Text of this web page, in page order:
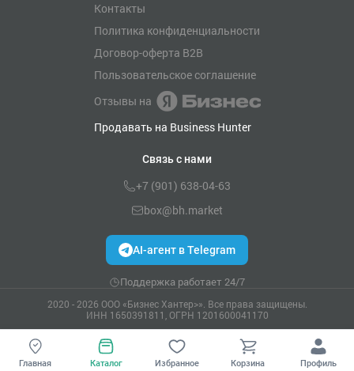
Контакты
Политика конфиденциальности
Договор-оферта B2B
Пользовательское соглашение
Отзывы на
Продавать на Business Hunter
Связь с нами
+7 (901) 638-04-63
box@bh.market
AI-агент в Telegram
Поддержка работает 24/7
2020 - 2026 ООО «Бизнес Хантер>». Все права защищены.
ИНН 1650391811, ОГРН 1201600041170
Главная Каталог Избранное Корзина Профиль